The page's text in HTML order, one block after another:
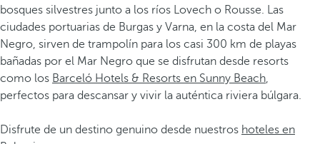
bosques silvestres junto a los ríos Lovech o Rousse. Las
ciudades portuarias de Burgas y Varna, en la costa del Mar
Negro, sirven de trampolín para los casi 300 km de playas
bañadas por el Mar Negro que se disfrutan desde resorts
como los Barceló Hotels & Resorts en Sunny Beach,
perfectos para descansar y vivir la auténtica riviera búlgara.
Disfrute de un destino genuino desde nuestros hoteles en